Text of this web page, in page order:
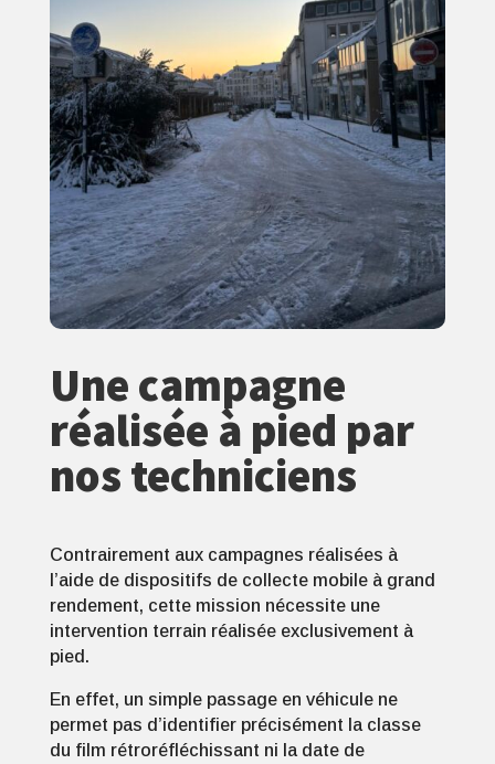
Une campagne
réalisée à pied par
nos techniciens
Contrairement aux campagnes réalisées à
l’aide de dispositifs de collecte mobile à grand
rendement, cette mission nécessite une
intervention terrain réalisée exclusivement à
pied.
En effet, un simple passage en véhicule ne
permet pas d’identifier précisément la classe
du film rétroréfléchissant ni la date de